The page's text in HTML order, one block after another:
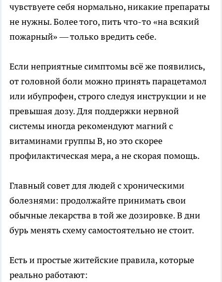
чувствуете себя нормально, никакие препараты
не нужны. Более того, пить что-то «на всякий
пожарный» — только вредить себе.
Если неприятные симптомы всё же появились,
от головной боли можно принять парацетамол
или ибупрофен, строго следуя инструкции и не
превышая дозу. Для поддержки нервной
системы иногда рекомендуют магний с
витаминами группы B, но это скорее
профилактическая мера, а не скорая помощь.
Главный совет для людей с хроническими
болезнями: продолжайте принимать свои
обычные лекарства в той же дозировке. В дни
бурь менять схему самостоятельно не стоит.
Есть и простые житейские правила, которые
реально работают: